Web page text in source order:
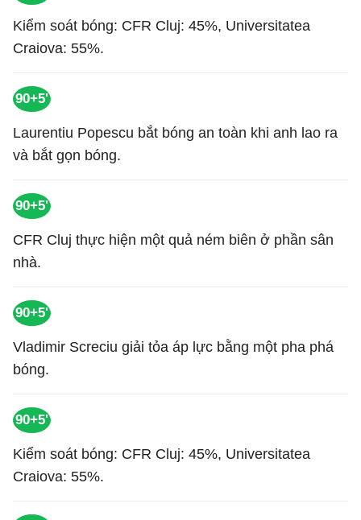
Kiểm soát bóng: CFR Cluj: 45%, Universitatea
Craiova: 55%.
90+5'
Laurentiu Popescu bắt bóng an toàn khi anh lao ra
và bắt gọn bóng.
90+5'
CFR Cluj thực hiện một quả ném biên ở phần sân
nhà.
90+5'
Vladimir Screciu giải tỏa áp lực bằng một pha phá
bóng.
90+5'
Kiểm soát bóng: CFR Cluj: 45%, Universitatea
Craiova: 55%.